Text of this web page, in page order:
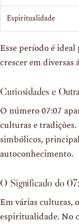
Espiritualidade
Esse período é
crescer em diversas
Curiosidades e
O número 07:07
culturas e
simbólicos,
autoconhecimento.
O Significado do
Em várias culturas,
espiritualidade. No